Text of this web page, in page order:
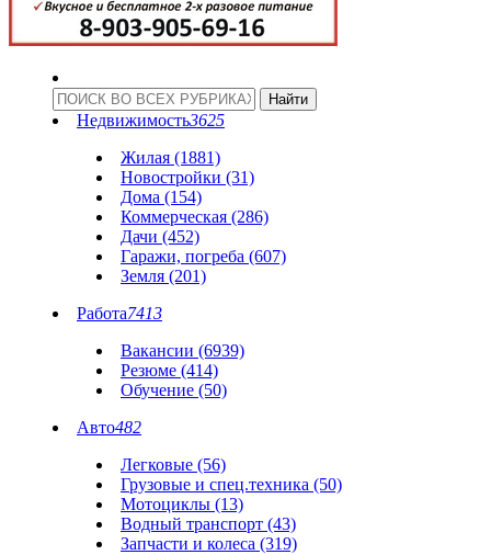
Недвижимость3625
Жилая (1881)
Новостройки (31)
Дома (154)
Коммерческая (286)
Дачи (452)
Гаражи, погреба (607)
Земля (201)
Работа7413
Вакансии (6939)
Резюме (414)
Обучение (50)
Авто482
Легковые (56)
Грузовые и спец.техника (50)
Мотоциклы (13)
Водный транспорт (43)
Запчасти и колеса (319)